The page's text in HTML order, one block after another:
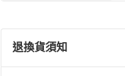
退換貨須知